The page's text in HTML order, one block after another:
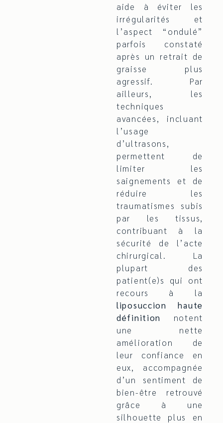
aide à éviter les
irrégularités et
l’aspect “ondulé”
parfois constaté
après un retrait de
graisse plus
agressif. Par
ailleurs, les
techniques
avancées, incluant
l’usage
d’ultrasons,
permettent de
limiter les
saignements et de
réduire les
traumatismes subis
par les tissus,
contribuant à la
sécurité de l’acte
chirurgical. La
plupart des
patient(e)s qui ont
recours à la
liposuccion haute
définition notent
une nette
amélioration de
leur confiance en
eux, accompagnée
d’un sentiment de
bien-être retrouvé
grâce à une
silhouette plus en